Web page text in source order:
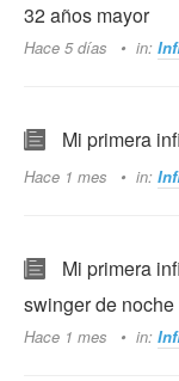
32 años mayor
Hace 5 días in:
Mi primera
Hace 1 mes in:
Mi primera
swinger de noche
Hace 1 mes in: